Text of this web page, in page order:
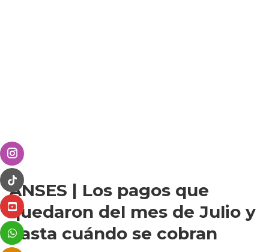
ANSES | Los pagos que
quedaron del mes de Julio y
hasta cuándo se cobran